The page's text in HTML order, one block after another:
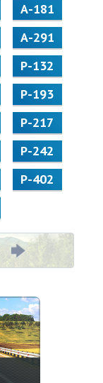
А-181
А-291
Р-132
Р-193
Р-217
Р-242
Р-402